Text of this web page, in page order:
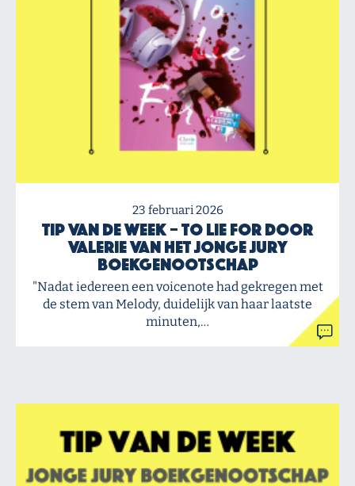
23 februari 2026
Tip van de Week – To Lie For door
Valerie van het Jonge Jury
Boekgenootschap
"Nadat iedereen een voicenote had gekregen met
de stem van Melody, duidelijk van haar laatste
minuten,…